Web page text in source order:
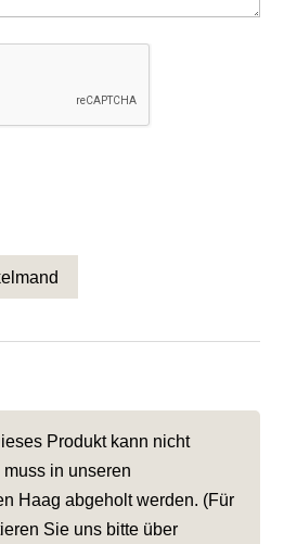
Produkt kann nicht
in unseren
Haag abgeholt werden. (Für
Sie uns bitte über